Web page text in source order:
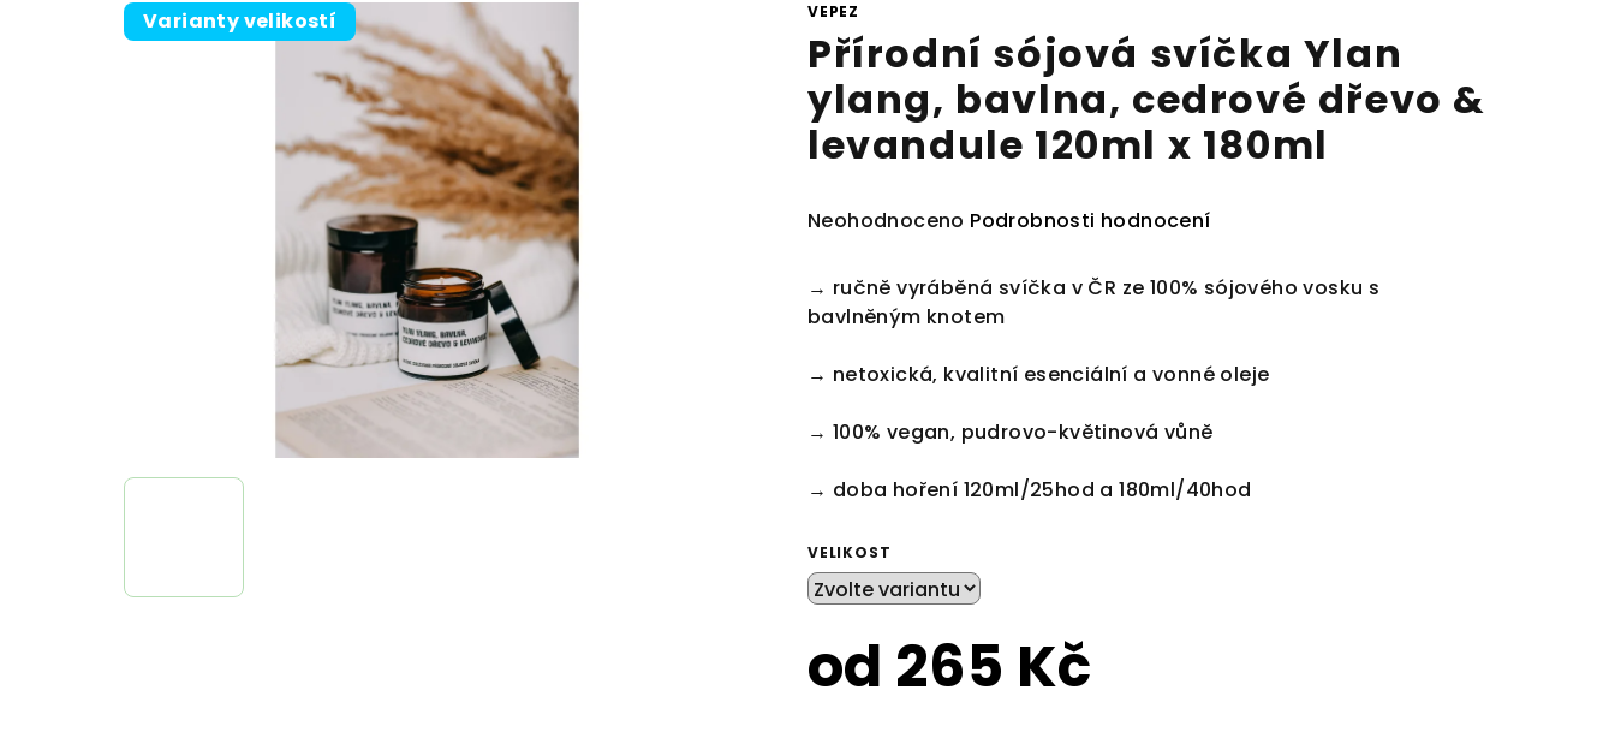
VEPEZ
Přírodní sójová svíčka Ylan
ylang, bavlna, cedrové dřevo &
levandule 120ml x 180ml
Průměrné
produktu
je
hvězdiček.
Neohodnoceno Podrobnosti hodnocení
→ ručně vyráběná svíčka v ČR ze 100% sójového vosku s
bavlněným knotem
→ netoxická, kvalitní esenciální a vonné oleje
→ 100% vegan, pudrovo-květinová vůně
→ doba hoření 120ml/25hod a 180ml/40hod
VELIKOST
od 265 Kč
Varianty velikostí